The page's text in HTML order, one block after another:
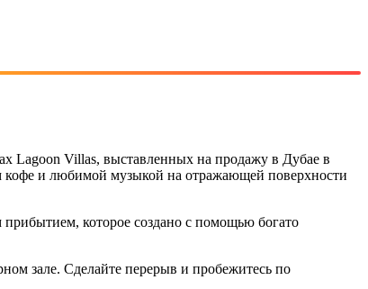
Lagoon Villas, выставленных на продажу в Дубае в
кофе и любимой музыкой на отражающей поверхности
которое создано с помощью богато
зале. Сделайте перерыв и пробежитесь по